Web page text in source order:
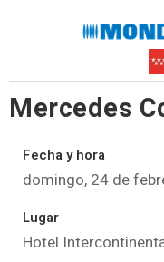
Mercedes
Fecha y hora
domingo, 24 de
Lugar
Hotel